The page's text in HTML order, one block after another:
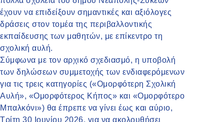
έχουν να επιδείξουν σημαντικές και αξιόλογες
δράσεις στον τομέα της περιβαλλοντικής
εκπαίδευσης των μαθητών, με επίκεντρο τη
σχολική αυλή.
Σύμφωνα με τον αρχικό σχεδιασμό, η υποβολή
των δηλώσεων συμμετοχής των ενδιαφερόμενων
για τις τρεις κατηγορίες («Ομορφότερη Σχολική
Αυλή», «Ομορφότερος Κήπος» και «Ομορφότερο
Μπαλκόνι») θα έπρεπε να γίνει έως και αύριο,
Τρίτη 30 Ιουνίου 2026, για να ακολουθήσει